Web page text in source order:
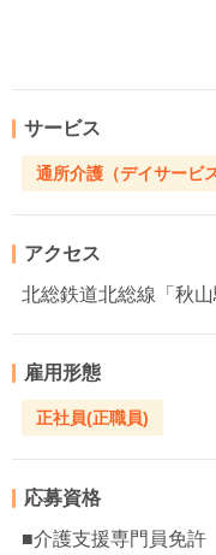
サービス
通所介護（デイサービス
アクセス
北総鉄道北総線「秋
雇用形態
正社員(正職員)
応募資格
■介護支援専門員免許